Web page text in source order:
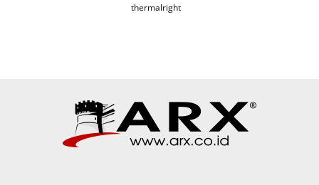
thermalright